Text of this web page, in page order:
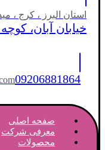
استان البرز ، کرج ،
خیابان آبان، کوچه
09206881864
صفحه اصلی
معرفی شرکت
محصولات